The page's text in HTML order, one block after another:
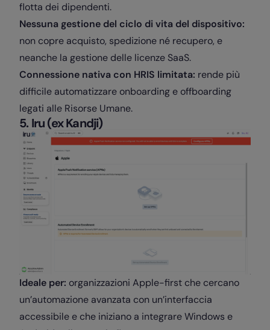
flotta dei dipendenti.
Nessuna gestione del ciclo di vita del dispositivo:
non copre acquisto, spedizione né recupero, e
neanche la gestione delle licenze SaaS.
Connessione nativa con HRIS limitata: rende più
difficile automatizzare onboarding e offboarding
legati alle Risorse Umane.
5. Iru (ex Kandji)
Ideale per: organizzazioni Apple-first che cercano
un’automazione avanzata con un’interfaccia
accessibile e che iniziano a integrare Windows e